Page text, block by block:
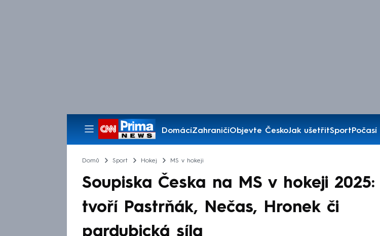
DomácíZahraničíObjevte ČeskoJak ušetřitSportPočasí
Pořady
Domů Sport Hokej MS v hokeji
Soupiska Česka na MS v hokeji 2025:
tvoří Pastrňák, Nečas, Hronek či
pardubická síla